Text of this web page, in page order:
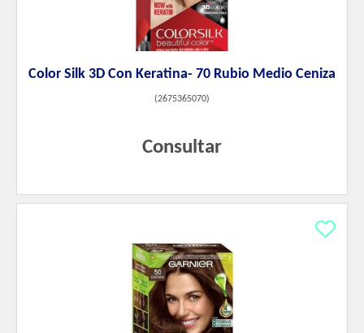
Color Silk 3D Con Keratina- 70 Rubio Medio Ceniza
(2675365070)
Consultar